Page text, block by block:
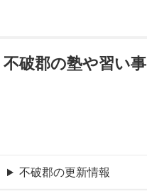
不破郡の塾や習い事
不破郡の更新情報